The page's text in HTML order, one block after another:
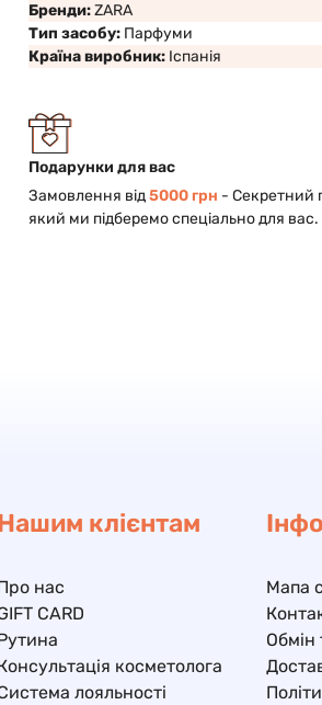
Бренди:ZARA
Тип засобу: Парфуми
Країна виробник: Іспанія
Подарунки для вас
Замовлення від5000 грн - Cекретний
який ми підберемо спеціально для вас.
клієнтам
нас
CARD
косметолога
лояльності
Інфо
Мапа
Обмін